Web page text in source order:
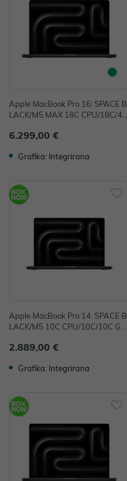
Apple MacBook Pro 16: SPACE B
LACK/M5 MAX 18C CPU/18C/40
6.299,00 €
Grafika: Integrirana
Apple MacBook Pro 14: SPACE B
LACK/M5 10C CPU/10C/10C GP
2.889,00 €
Grafika: Integrirana